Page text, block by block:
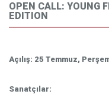
OPEN CALL: YOUNG
EDITION
Açılış: 25 Temmuz,
Sanatçılar: